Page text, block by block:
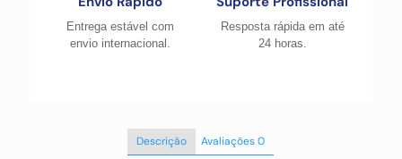
Entrega estável com
envio internacional.
Resposta rápida em até
24 horas.
Descrição Avaliações0